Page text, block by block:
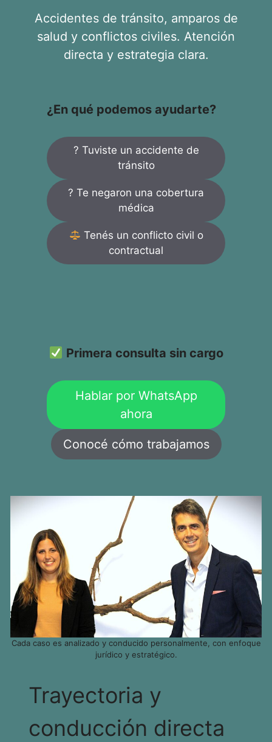
Accidentes de tránsito, amparos de
salud y conflictos civiles. Atención
directa y estrategia clara.
¿En qué podemos ayudarte?
? Tuviste un accidente de
tránsito
? Te negaron una cobertura
médica
Tenés un conflicto civil o
contractual
Primera consulta sin cargo
Hablar por WhatsApp
ahora
Conocé cómo trabajamos
Cada caso es analizado y conducido personalmente, con enfoque
jurídico y estratégico.
Trayectoria y
conducción directa